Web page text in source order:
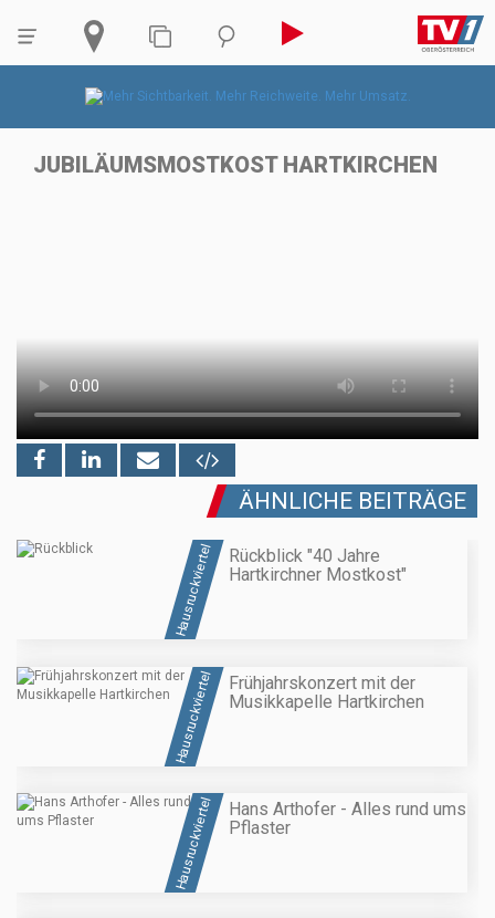
JUBILÄUMSMOSTKOST HARTKIRCHEN
ÄHNLICHE BEITRÄGE
Hausruckviertel
Rückblick "40 Jahre
Hartkirchner Mostkost"
Hausruckviertel
Frühjahrskonzert mit der
Musikkapelle Hartkirchen
Hausruckviertel
Hans Arthofer - Alles rund ums
Pflaster